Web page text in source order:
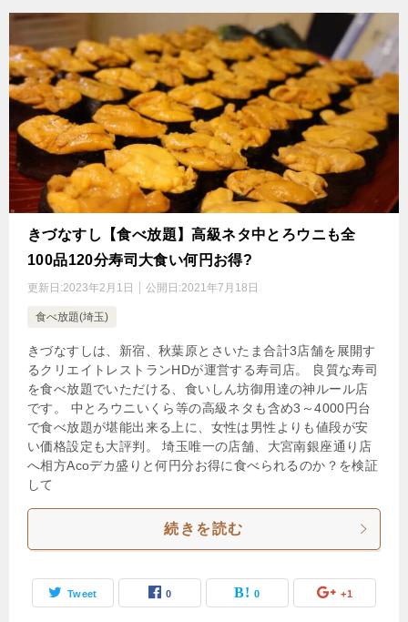
きづなすし【食べ放題】高級ネタ中とろウニも全
100品120分寿司大食い何円お得?
更新日:2023年2月1日 公開日:2021年7月18日
食べ放題(埼玉)
きづなすしは、新宿、秋葉原とさいたま合計3店舗を展開す
るクリエイトレストランHDが運営する寿司店。 良質な寿司
を食べ放題でいただける、食いしん坊御用達の神ルール店
です。 中とろウニいくら等の高級ネタも含め3～4000円台
で食べ放題が堪能出来る上に、女性は男性よりも値段が安
い価格設定も大評判。 埼玉唯一の店舗、大宮南銀座通り店
へ相方Acoデカ盛りと何円分お得に食べられるのか？を検証
して
続きを読む
Tweet 0 0 +1